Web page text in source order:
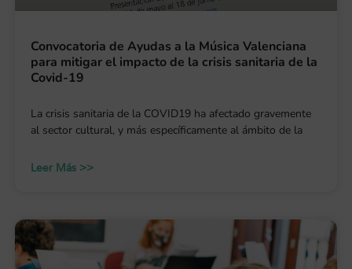
Convocatoria de Ayudas a la Música Valenciana
para mitigar el impacto de la crisis sanitaria de la
Covid-19
La crisis sanitaria de la COVID19 ha afectado gravemente
al sector cultural, y más específicamente al ámbito de la
Leer Más >>